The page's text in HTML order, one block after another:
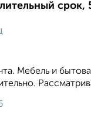
срок,
Мебель и